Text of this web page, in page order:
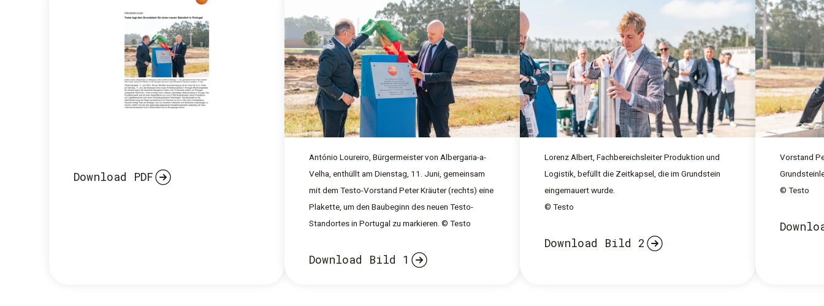
Download PDF
António Loureiro, Bürgermeister von Albergaria-a-
Velha, enthüllt am Dienstag, 11. Juni, gemeinsam
mit dem Testo-Vorstand Peter Kräuter (rechts) eine
Plakette, um den Baubeginn des neuen Testo-
Standortes in Portugal zu markieren. © Testo
Download Bild 1
Lorenz Albert, Fachbereichsleiter Produktion und
Logistik, befüllt die Zeitkapsel, die im Grundstein
eingemauert wurde.
© Testo
Download Bild 2
Vorstand
© Testo